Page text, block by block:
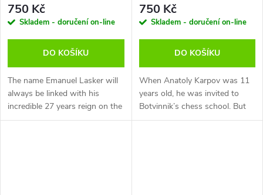
750 Kč
Skladem - doručení on-line
DO KOŠÍKU
The name Emanuel Lasker will
always be linked with his
incredible 27 years reign on the
throne of world chess. In 1894,
750 Kč
Skladem - doručení on-line
DO KOŠÍKU
When Anatoly Karpov was 11
years old, he was invited to
Botvinnik’s chess school. But
the “Patriarch” passed a harsh